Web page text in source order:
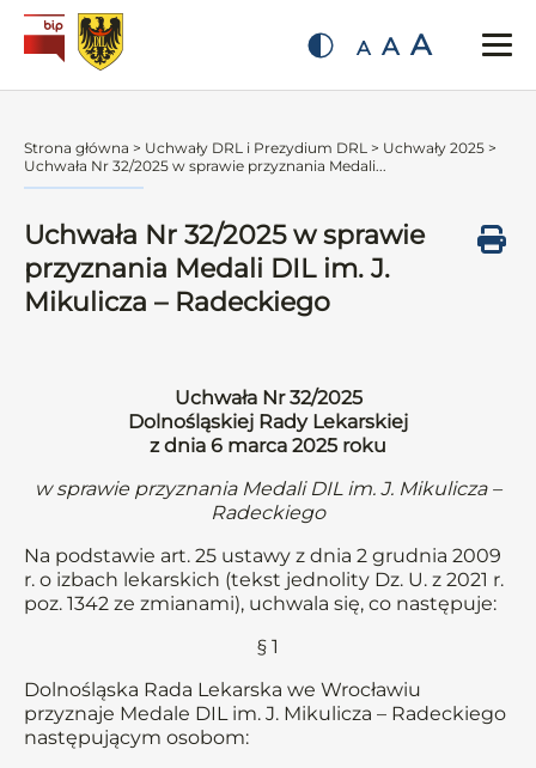
A A A
Strona główna > Uchwały DRL i Prezydium DRL > Uchwały 2025 >
Uchwała Nr 32/2025 w sprawie przyznania Medali...
Uchwała Nr 32/2025 w sprawie
przyznania Medali DIL im. J.
Mikulicza – Radeckiego
Uchwała Nr 32/2025
Dolnośląskiej Rady Lekarskiej
z dnia 6 marca 2025 roku
w sprawie przyznania Medali DIL im. J. Mikulicza –
Radeckiego
Na podstawie art. 25 ustawy z dnia 2 grudnia 2009
r. o izbach lekarskich (tekst jednolity Dz. U. z 2021 r.
poz. 1342 ze zmianami), uchwala się, co następuje:
§ 1
Dolnośląska Rada Lekarska we Wrocławiu
przyznaje Medale DIL im. J. Mikulicza – Radeckiego
następującym osobom: